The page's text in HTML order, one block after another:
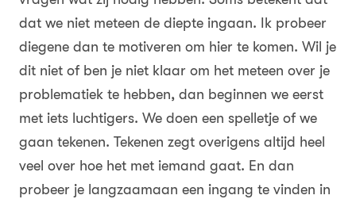
dat we niet meteen de diepte ingaan. Ik probeer
diegene dan te motiveren om hier te komen. Wil je
dit niet of ben je niet klaar om het meteen over je
problematiek te hebben, dan beginnen we eerst
met iets luchtigers. We doen een spelletje of we
gaan tekenen. Tekenen zegt overigens altijd heel
veel over hoe het met iemand gaat. En dan
probeer je langzaamaan een ingang te vinden in